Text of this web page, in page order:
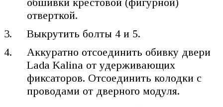
отверткой.
Выкрутить болты 4 и 5.
Аккуратно отсоединить обивку двери
Lada Kalina от удерживающих
фиксаторов. Отсоединить колодки с
проводами от дверного модуля.